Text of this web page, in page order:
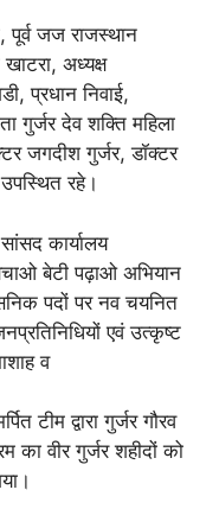
पूर्व जज राजस्थान
खाटरा, अध्यक्ष
प्रधान निवाई,
गुर्जर देव शक्ति महिला
जगदीश गुर्जर, डॉक्टर
रहे।
कार्यालय
बेटी पढ़ाओ अभियान
पदों पर नव चयनित
एवं उत्कृष्ट
व
टीम द्वारा गुर्जर गौरव
का वीर गुर्जर शहीदों को